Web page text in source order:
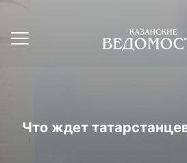
Что ждет